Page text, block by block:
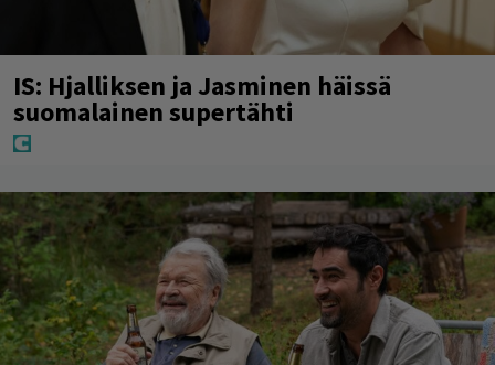
IS: Hjalliksen ja Jasminen häissä
suomalainen supertähti